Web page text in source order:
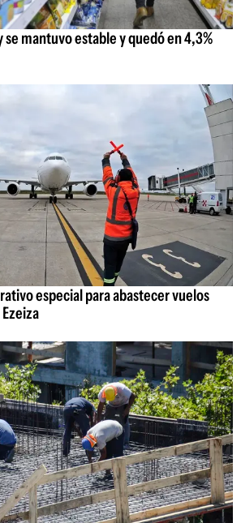
mantuvo estable y quedó en 4,3%
especial para abastecer vuelos